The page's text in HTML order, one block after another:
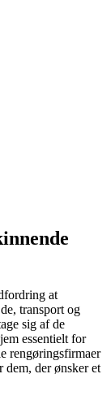
at
transport og
sig af de
essentielt for
rengøringsfirmaer
der ønsker et